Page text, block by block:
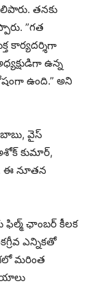
తనకు
”గత
కార్యదర్శిగా
ఉన్న
ఉంది.” అని
బాబు, వైస్
కుమార్,
ఈ నూతన
ఫిల్మ్ ఛాంబర్ కీలక
ఎన్నికతో
మరింత